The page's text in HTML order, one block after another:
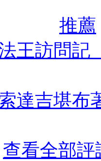
推薦
王訪問
達吉堪布
查看全部評